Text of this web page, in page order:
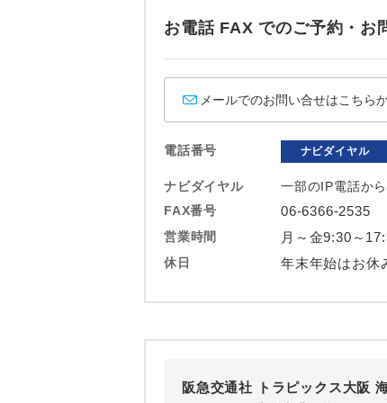
お電話 FAX でのご予約・お
メールでのお問い合せはこちら
電話番号 ナビダイヤル
ナビダイヤル
一部のIP電話か
FAX番号
06-6366-2535
営業時間 月～金9:30～
休日 年末年始はお休
阪急交通社 トラピックス大阪